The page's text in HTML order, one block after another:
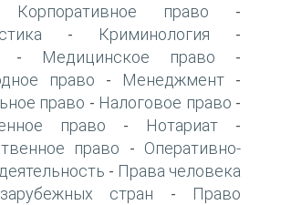
Корпоративное право -
- Криминология -
- Медицинское право -
право - Менеджмент -
право - Налоговое право -
право - Нотариат -
право - Оперативно-
- Права человека
стран -
Право